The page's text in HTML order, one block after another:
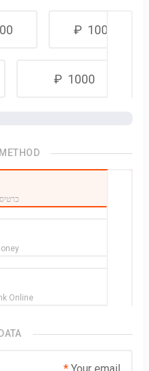
100
₽
1000
₽
Online